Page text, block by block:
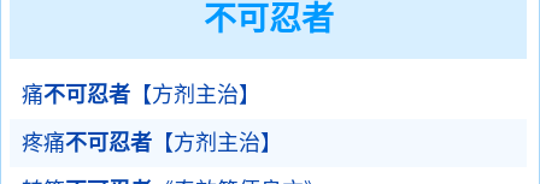
不可忍者
痛不可忍者 【方剂主治】
疼痛不可忍者 【方剂主治】